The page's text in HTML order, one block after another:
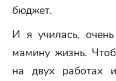
бюджет.
И я училась,
мамину жизнь.
на двух работах